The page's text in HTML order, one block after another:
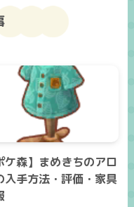
ケ森】まめきちのアロ
入手方法・評価・家具